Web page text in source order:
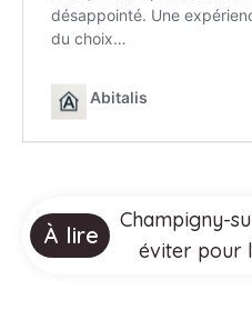
À lire
Champigny-
éviter pour